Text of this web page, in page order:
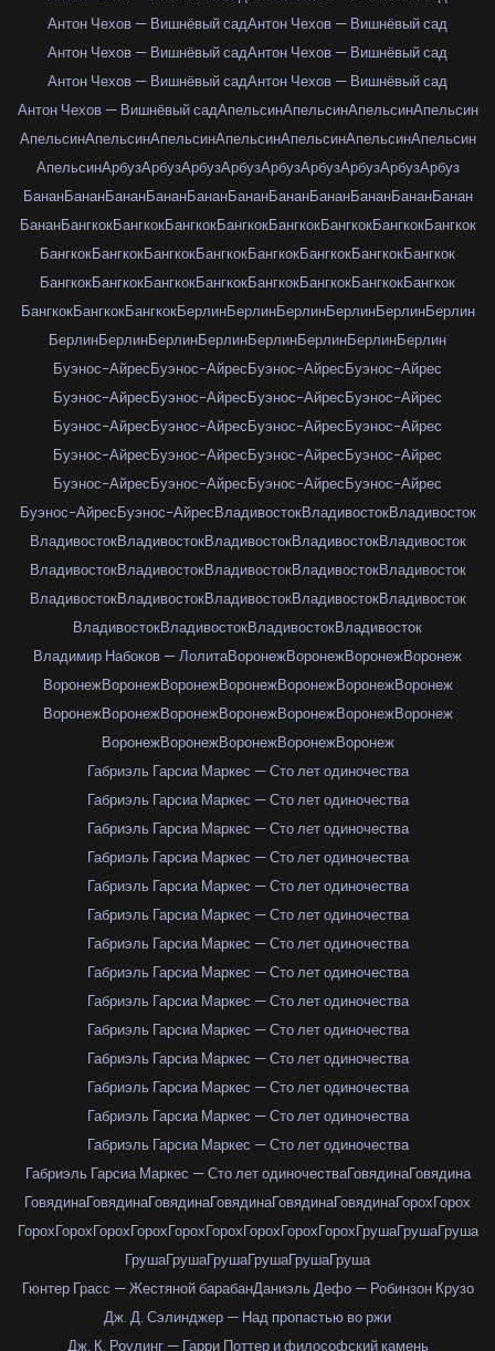
Антон Чехов — Вишнёвый садАнтон Чехов — Вишнёвый сад
Антон Чехов — Вишнёвый садАнтон Чехов — Вишнёвый сад
Антон Чехов — Вишнёвый садАнтон Чехов — Вишнёвый сад
Антон Чехов — Вишнёвый садАпельсинАпельсинАпельсинАпельсин
АпельсинАпельсинАпельсинАпельсинАпельсинАпельсинАпельсин
АпельсинАрбузАрбузАрбузАрбузАрбузАрбузАрбузАрбузАрбуз
БананБананБананБананБананБананБананБананБананБананБанан
БананБангкокБангкокБангкокБангкокБангкокБангкокБангкокБангкок
БангкокБангкокБангкокБангкокБангкокБангкокБангкокБангкок
БангкокБангкокБангкокБангкокБангкокБангкокБангкокБангкок
БангкокБангкокБангкокБерлинБерлинБерлинБерлинБерлинБерлин
БерлинБерлинБерлинБерлинБерлинБерлинБерлинБерлин
Буэнос-АйресБуэнос-АйресБуэнос-АйресБуэнос-Айрес
Буэнос-АйресБуэнос-АйресБуэнос-АйресБуэнос-Айрес
Буэнос-АйресБуэнос-АйресБуэнос-АйресБуэнос-Айрес
Буэнос-АйресБуэнос-АйресБуэнос-АйресБуэнос-Айрес
Буэнос-АйресБуэнос-АйресБуэнос-АйресБуэнос-Айрес
Буэнос-АйресБуэнос-АйресВладивостокВладивостокВладивосток
ВладивостокВладивостокВладивостокВладивостокВладивосток
ВладивостокВладивостокВладивостокВладивостокВладивосток
ВладивостокВладивостокВладивостокВладивостокВладивосток
ВладивостокВладивостокВладивостокВладивосток
Владимир Набоков — ЛолитаВоронежВоронежВоронежВоронеж
ВоронежВоронежВоронежВоронежВоронежВоронежВоронеж
ВоронежВоронежВоронежВоронежВоронежВоронежВоронеж
ВоронежВоронежВоронежВоронежВоронеж
Габриэль Гарсиа Маркес — Сто лет одиночества
Габриэль Гарсиа Маркес — Сто лет одиночества
Габриэль Гарсиа Маркес — Сто лет одиночества
Габриэль Гарсиа Маркес — Сто лет одиночества
Габриэль Гарсиа Маркес — Сто лет одиночества
Габриэль Гарсиа Маркес — Сто лет одиночества
Габриэль Гарсиа Маркес — Сто лет одиночества
Габриэль Гарсиа Маркес — Сто лет одиночества
Габриэль Гарсиа Маркес — Сто лет одиночества
Габриэль Гарсиа Маркес — Сто лет одиночества
Габриэль Гарсиа Маркес — Сто лет одиночества
Габриэль Гарсиа Маркес — Сто лет одиночества
Габриэль Гарсиа Маркес — Сто лет одиночества
Габриэль Гарсиа Маркес — Сто лет одиночества
Габриэль Гарсиа Маркес — Сто лет одиночестваГовядинаГовядина
ГовядинаГовядинаГовядинаГовядинаГовядинаГовядинаГорохГорох
ГорохГорохГорохГорохГорохГорохГорохГорохГорохГрушаГрушаГруша
ГрушаГрушаГрушаГрушаГрушаГруша
Гюнтер Грасс — Жестяной барабанДаниэль Дефо — Робинзон Крузо
Дж. Д. Сэлинджер — Над пропастью во ржи
Дж. К. Роулинг — Гарри Поттер и философский камень